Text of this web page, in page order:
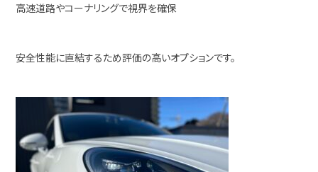
高速道路やコーナリングで視界を確保
安全性能に直結するため評価の高いオプションです。